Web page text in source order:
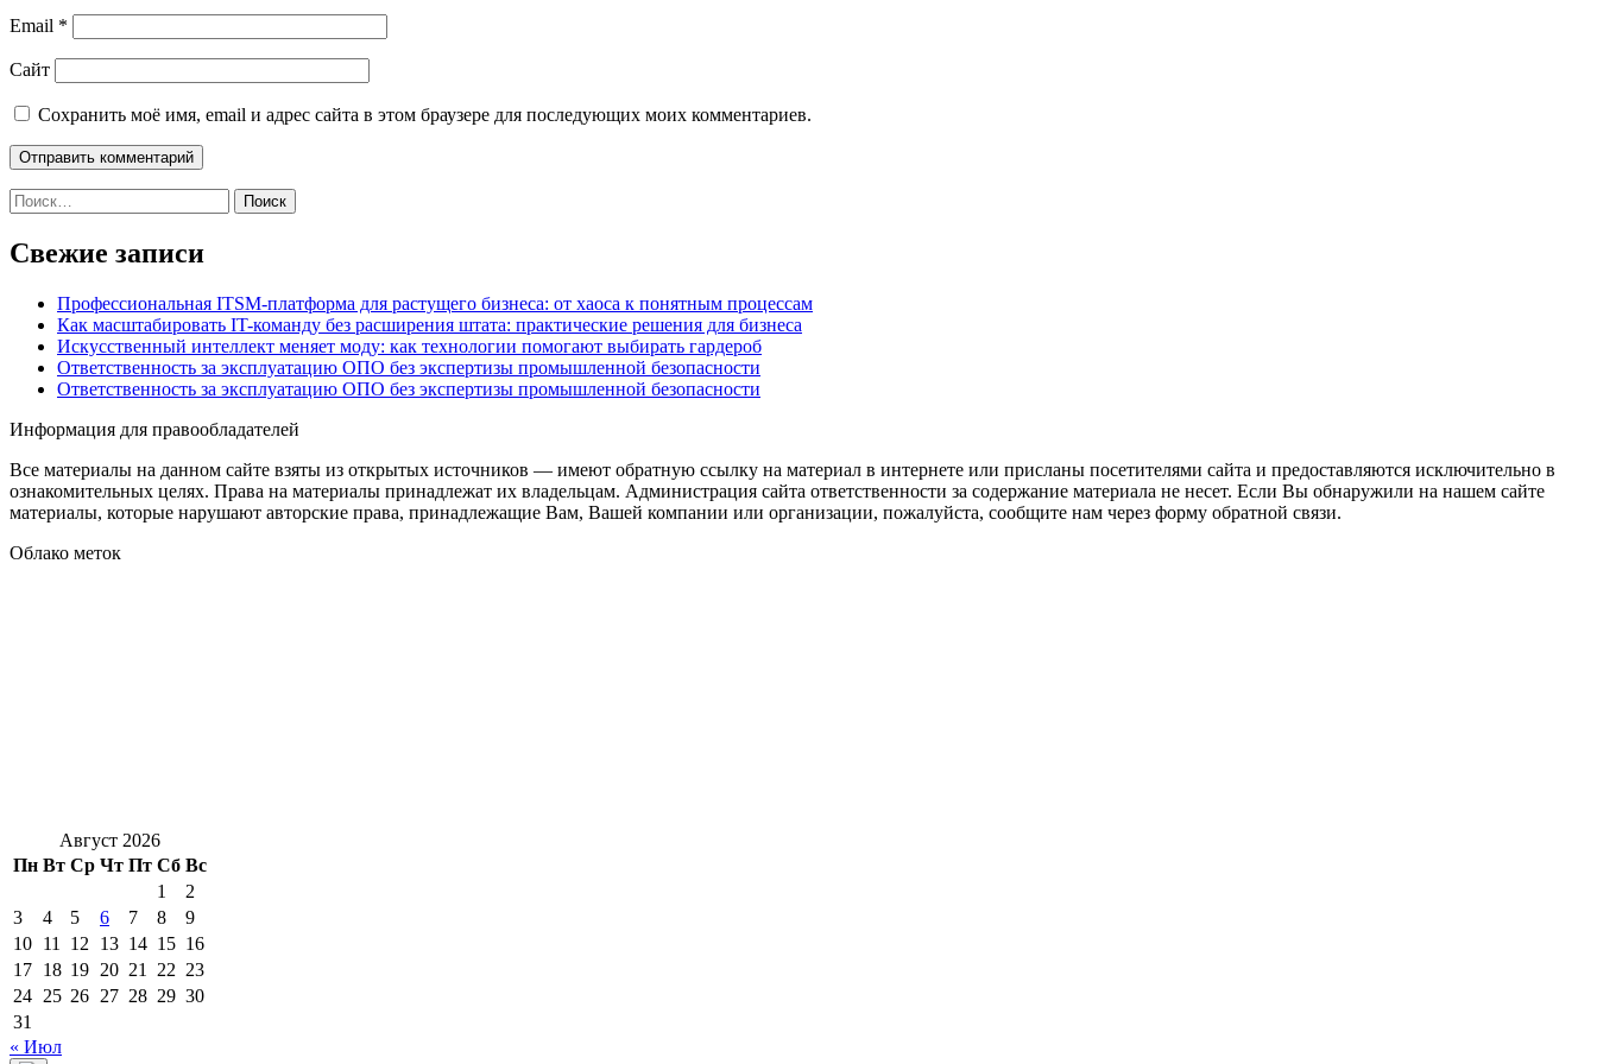
Email *
Сайт
Сохранить моё имя, email и адрес сайта в этом браузере для последующих моих комментариев.
Найти:
Свежие записи
Профессиональная ITSM-платформа для растущего бизнеса: от хаоса к понятным процессам
Как масштабировать IT-команду без расширения штата: практические решения для бизнеса
Искусственный интеллект меняет моду: как технологии помогают выбирать гардероб
Ответственность за эксплуатацию ОПО без экспертизы промышленной безопасности
Ответственность за эксплуатацию ОПО без экспертизы промышленной безопасности
Информация для правообладателей
Все материалы на данном сайте взяты из открытых источников — имеют обратную ссылку на материал в интернете или присланы посетителями сайта и предоставляются исключительно в
ознакомительных целях. Права на материалы принадлежат их владельцам. Администрация сайта ответственности за содержание материала не несет. Если Вы обнаружили на нашем сайте
материалы, которые нарушают авторские права, принадлежащие Вам, Вашей компании или организации, пожалуйста, сообщите нам через форму обратной связи.
Облако меток
Август 2026
Пн Вт Ср Чт Пт Сб Вс
1
2
3
4 5 6 7 8
9
10 11 12 13 14 15 16
17 18 19 20 21 22 23
24 25 26 27 28 29 30
31
« Июл